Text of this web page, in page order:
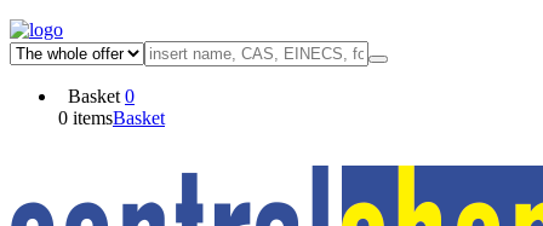
Basket 0
0 itemsBasket